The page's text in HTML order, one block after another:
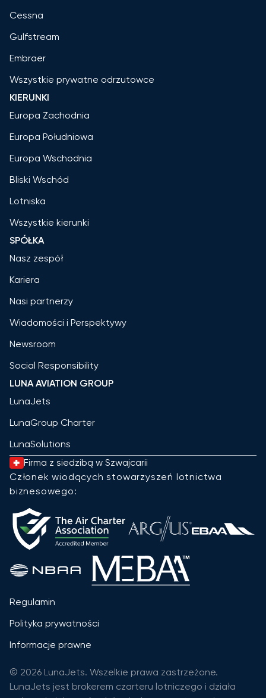
Cessna
Gulfstream
Embraer
Wszystkie prywatne odrzutowce
KIERUNKI
Europa Zachodnia
Europa Południowa
Europa Wschodnia
Bliski Wschód
Lotniska
Wszystkie kierunki
SPÓŁKA
Nasz zespół
Kariera
Nasi partnerzy
Wiadomości i Perspektywy
Newsroom
Social Responsibility
LUNA AVIATION GROUP
LunaJets
LunaGroup Charter
LunaSolutions
Firma z siedzibą w Szwajcarii
Członek wiodących stowarzyszeń lotnictwa
biznesowego:
Regulamin
Polityka prywatności
Informacje prawne
© 2026 LunaJets. Wszelkie prawa zastrzeżone.
LunaJets jest brokerem czarteru lotniczego i działa